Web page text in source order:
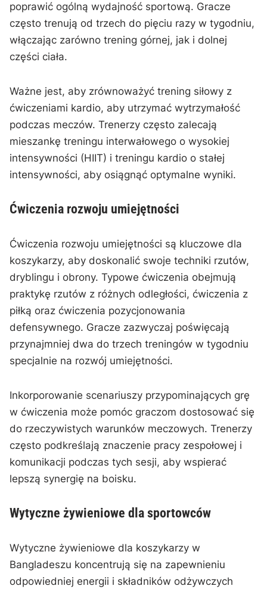
poprawić ogólną wydajność sportową. Gracze
często trenują od trzech do pięciu razy w tygodniu,
włączając zarówno trening górnej, jak i dolnej
części ciała.
Ważne jest, aby zrównoważyć trening siłowy z
ćwiczeniami kardio, aby utrzymać wytrzymałość
podczas meczów. Trenerzy często zalecają
mieszankę treningu interwałowego o wysokiej
intensywności (HIIT) i treningu kardio o stałej
intensywności, aby osiągnąć optymalne wyniki.
Ćwiczenia rozwoju umiejętności
Ćwiczenia rozwoju umiejętności są kluczowe dla
koszykarzy, aby doskonalić swoje techniki rzutów,
dryblingu i obrony. Typowe ćwiczenia obejmują
praktykę rzutów z różnych odległości, ćwiczenia z
piłką oraz ćwiczenia pozycjonowania
defensywnego. Gracze zazwyczaj poświęcają
przynajmniej dwa do trzech treningów w tygodniu
specjalnie na rozwój umiejętności.
Inkorporowanie scenariuszy przypominających grę
w ćwiczenia może pomóc graczom dostosować się
do rzeczywistych warunków meczowych. Trenerzy
często podkreślają znaczenie pracy zespołowej i
komunikacji podczas tych sesji, aby wspierać
lepszą synergię na boisku.
Wytyczne żywieniowe dla sportowców
Wytyczne żywieniowe dla koszykarzy w
Bangladeszu koncentrują się na zapewnieniu
odpowiedniej energii i składników odżywczych